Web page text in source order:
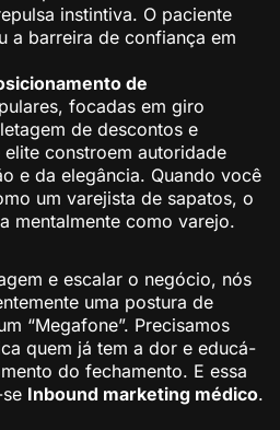
instintiva. O paciente
a barreira de confiança em
de
focadas em giro
de descontos e
constroem autoridade
e da elegância. Quando você
um varejista de sapatos, o
mentalmente como varejo.
e escalar o negócio, nós
uma postura de
“Megafone”. Precisamos
quem já tem a dor e educá-
do fechamento. E essa
Inbound marketing médico.